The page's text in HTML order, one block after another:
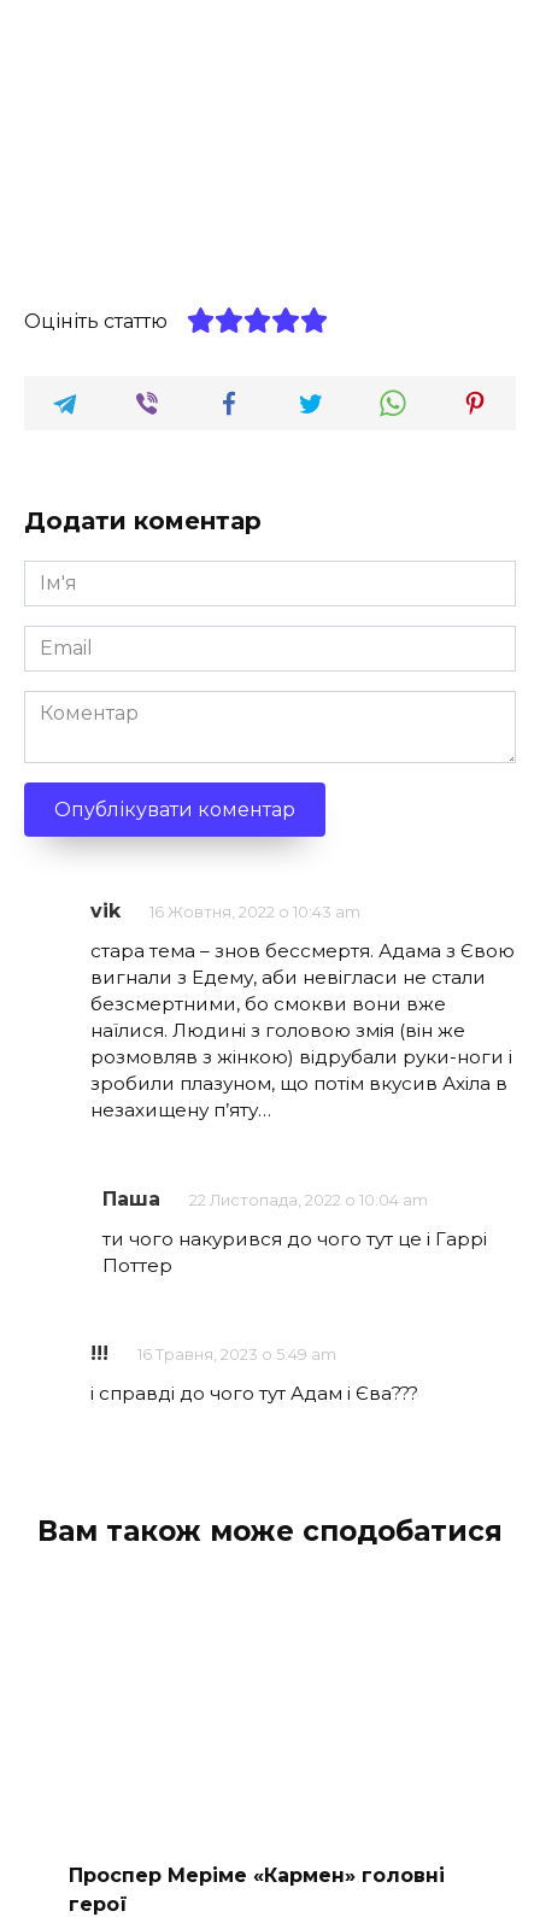
Оцініть статтю
Додати коментар
Ім'я
*
Email
*
Коментар
vik 16 Жовтня, 2022 о 10:43 am
стара тема – знов бессмертя. Адама з Євою
вигнали з Едему, аби невігласи не стали
безсмертними, бо смокви вони вже
наїлися. Людині з головою змія (він же
розмовляв з жінкою) відрубали руки-ноги і
зробили плазуном, що потім вкусив Ахіла в
незахищену п’яту…
Паша 22 Листопада, 2022 о 10:04 am
ти чого накурився до чого тут це і Гаррі
Поттер
!!! 16 Травня, 2023 о 5:49 am
і справді до чого тут Адам і Єва???
Вам також може сподобатися
Проспер Меріме «Кармен» головні
герої